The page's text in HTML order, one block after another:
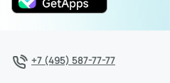
+7 (495) 587-77-77